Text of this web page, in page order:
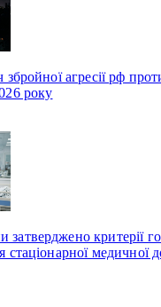
збройної агресії рф
року
критерії
стаціонарної медичної